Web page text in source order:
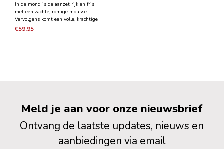
In de mond is de aanzet rijk en fris
met een zachte, romige mousse.
Vervolgens komt een volle, krachtige
fruitigheid naar voren die wordt
€59,95
Meld je aan voor onze nieuwsbrief
Ontvang de laatste updates, nieuws en
aanbiedingen via email